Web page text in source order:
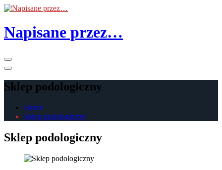
Skip
the
content
Napisane przez…
Sklep podologiczny
Home
Sklep podologiczny
Sklep podologiczny